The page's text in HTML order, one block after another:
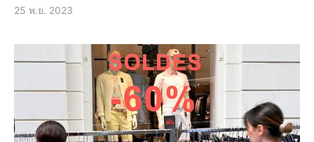
25 พ.ย. 2023